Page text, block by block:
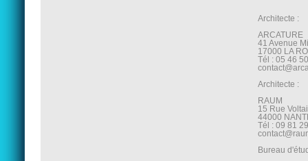
Architecte :
ARCATURE
41 Avenue
17000 LA
Tél : 05 46
Architecte :
RAUM
15 Rue
44000
Tél : 09 81
Bureau